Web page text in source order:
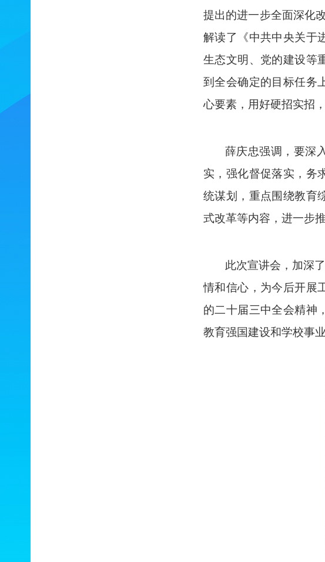
提出的进一步全面深化
解读了《中共中央关于
生态文明、党的建设等
到全会确定的目标任务
心要素，用好硬招实招
薛庆忠强调，要深
实，强化督促落实，务
统谋划，重点围绕教育
式改革等内容，进一步
此次宣讲会， 加深
情和信心，为今后开展
的二十届三中全会精神，
教育强国建设和学校事